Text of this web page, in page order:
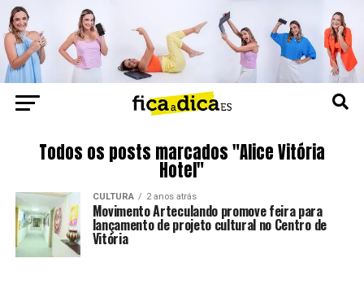
Todos os posts marcados "Alice Vitória
Hotel"
CULTURA 2 anos atrás
Movimento Arteculando promove feira para
lançamento de projeto cultural no Centro de
Vitória